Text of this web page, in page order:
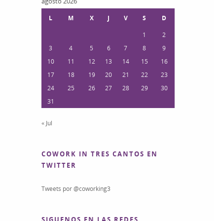
L M X J V S
D
1
2
3
4 5 6 7 8
9
10
11 12 13 14 15
16
17
18 19 20 21 22
23
24
25 26 27 28 29
30
31
« Jul
COWORK IN TRES CANTOS EN
TWITTER
Tweets por @coworking3